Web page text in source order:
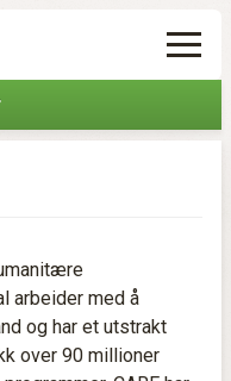
arbeider med å
og har et utstrakt
over 90 millioner